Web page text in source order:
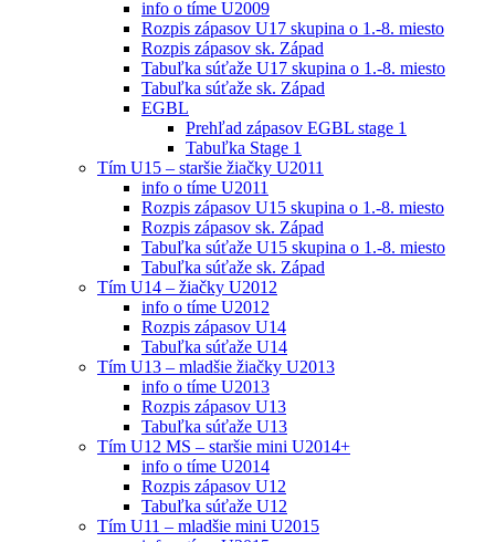
info o tíme U2009
Rozpis zápasov U17 skupina o 1.-8. miesto
Rozpis zápasov sk. Západ
Tabuľka súťaže U17 skupina o 1.-8. miesto
Tabuľka súťaže sk. Západ
EGBL
Prehľad zápasov EGBL stage 1
Tabuľka Stage 1
Tím U15 – staršie žiačky U2011
info o tíme U2011
Rozpis zápasov U15 skupina o 1.-8. miesto
Rozpis zápasov sk. Západ
Tabuľka súťaže U15 skupina o 1.-8. miesto
Tabuľka súťaže sk. Západ
Tím U14 – žiačky U2012
info o tíme U2012
Rozpis zápasov U14
Tabuľka súťaže U14
Tím U13 – mladšie žiačky U2013
info o tíme U2013
Rozpis zápasov U13
Tabuľka súťaže U13
Tím U12 MS – staršie mini U2014+
info o tíme U2014
Rozpis zápasov U12
Tabuľka súťaže U12
Tím U11 – mladšie mini U2015